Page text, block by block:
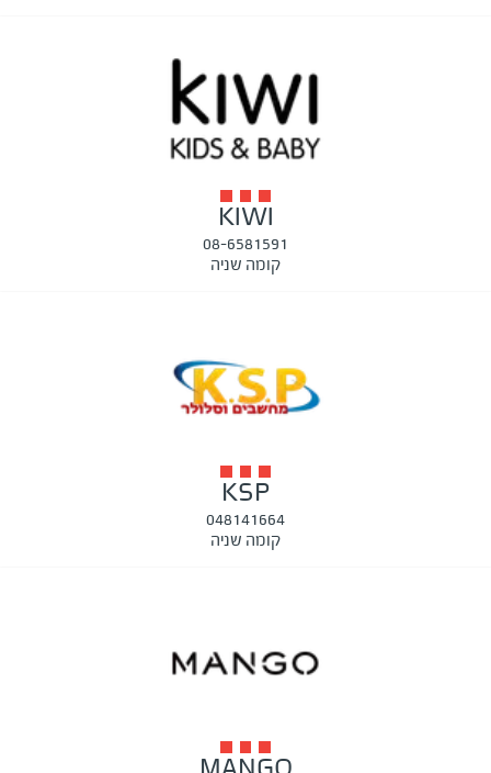
KIWI
08-6581591
קומה שניה
KSP
048141664
קומה שניה